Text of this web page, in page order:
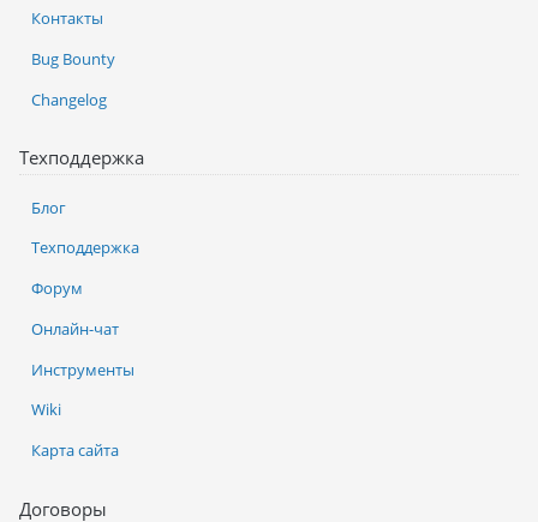
Контакты
Bug Bounty
Changelog
Техподдержка
Блог
Техподдержка
Форум
Онлайн-чат
Инструменты
Wiki
Карта сайта
Договоры